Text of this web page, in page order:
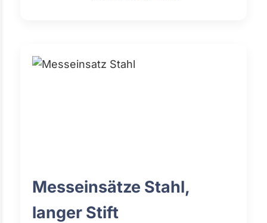
Messeinsätze Stahl,
langer Stift